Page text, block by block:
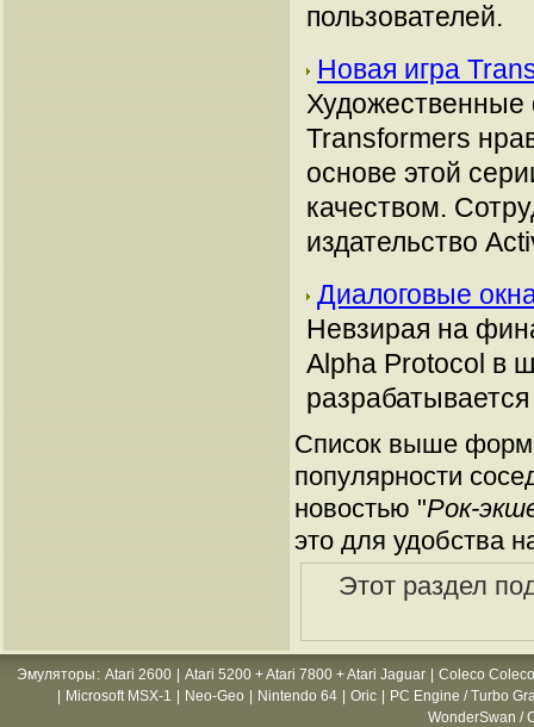
пользователей.
Новая игра
Transformers
основе этой
качеством.
издательство
Диалоговые
Невзирая на
Alpha Protocol в
разрабатывается
Список выше
популярности
новостью "Рок-
это для удобства
Этот раздел
Эмуляторы : Atari 2600 Atari 5200 + Atari 7800 + Atari Jaguar
Coleco
Microsoft MSX-1 Neo-Geo Nintendo 64 Oric
PC Engine / Turbo
WonderSwan /